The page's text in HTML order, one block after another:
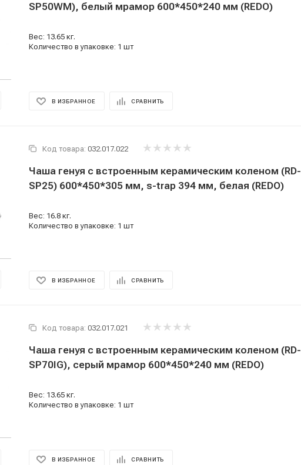
SP50WM), белый мрамор 600*450*240 мм (REDO)
Вес: 13.65 кг.
Количество в упаковке: 1 шт
В ИЗБРАННОЕ СРАВНИТЬ
Код товара: 032.017.022
Чаша генуя с встроенным керамическим коленом (RD-
SP25) 600*450*305 мм, s-trap 394 мм, белая (REDO)
Вес: 16.8 кг.
Количество в упаковке: 1 шт
В ИЗБРАННОЕ СРАВНИТЬ
Код товара: 032.017.021
Чаша генуя с встроенным керамическим коленом (RD-
SP70IG), серый мрамор 600*450*240 мм (REDO)
Вес: 13.65 кг.
Количество в упаковке: 1 шт
В ИЗБРАННОЕ СРАВНИТЬ